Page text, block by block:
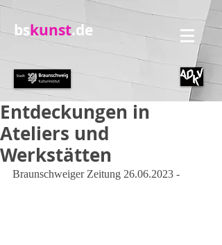
bskunst.de
Entdeckungen in
Ateliers und
Werkstätten
Braunschweiger Zeitung 26.06.2023 -